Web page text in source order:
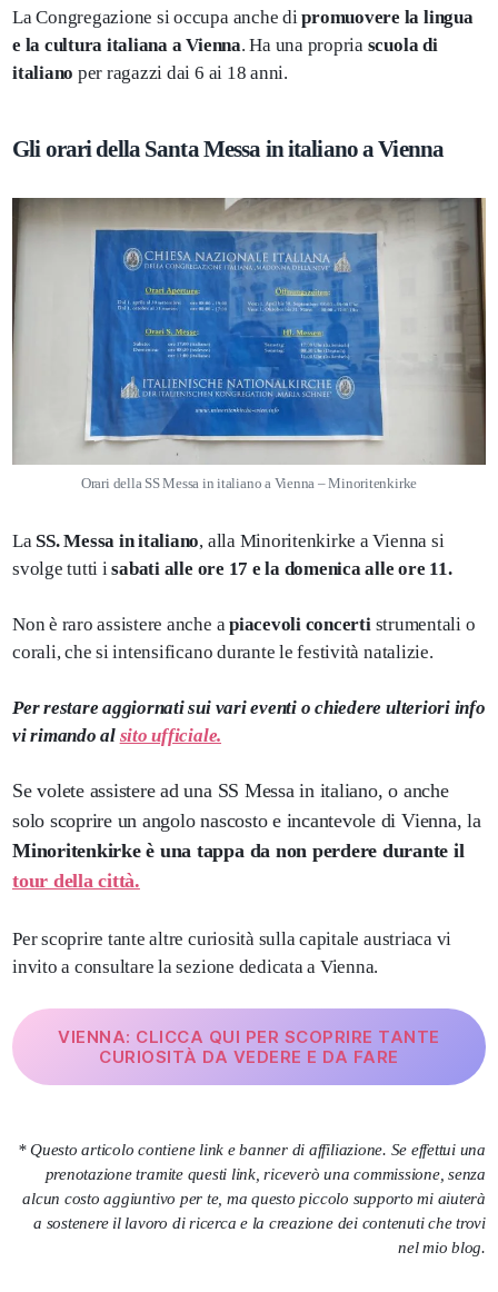
La Congregazione si occupa anche dipromuovere la lingua
e la cultura italiana a Vienna. Ha una propria scuola di
italiano per ragazzi dai 6 ai 18 anni.
Gli orari della Santa Messa in italiano a Vienna
Orari della SS Messa in italiano a Vienna – Minoritenkirke
La SS. Messa in italiano, alla Minoritenkirke a Vienna si
svolge tutti isabati alle ore 17 e la domenica alle ore 11.
Non è raro assistere anche apiacevoli concerti strumentali o
corali, che si intensificano durante le festività natalizie.
Per restare aggiornati sui vari eventi o chiedere ulteriori info
vi rimando al sito ufficiale.
Se volete assistere ad una SS Messa in italiano, o anche
solo scoprire un angolo nascosto e incantevole di Vienna, la
Minoritenkirke è una tappa da non perdere durante il
tour della città.
Per scoprire tante altre curiosità sulla capitale austriaca vi
invito a consultare la sezione dedicata a Vienna.
VIENNA: CLICCA QUI PER SCOPRIRE TANTE
CURIOSITÀ DA VEDERE E DA FARE
* Questo articolo contiene link e banner di affiliazione. Se effettui una
prenotazione tramite questi link, riceverò una commissione, senza
alcun costo aggiuntivo per te, ma questo piccolo supporto mi aiuterà
a sostenere il lavoro di ricerca e la creazione dei contenuti che trovi
nel mio blog.